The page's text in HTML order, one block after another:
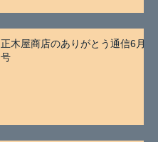
正木屋商店のありがとう通信6月
号